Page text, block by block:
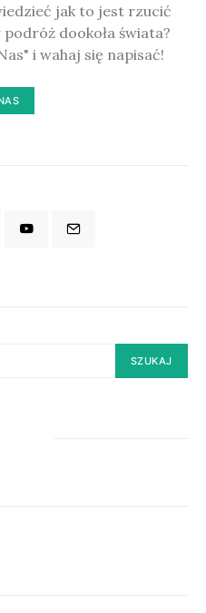
jak to jest rzucić
dookoła świata?
i wahaj się napisać!
SZUKAJ